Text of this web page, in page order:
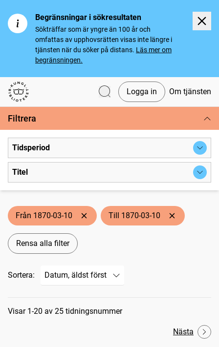
Begränsningar i sökresultaten
Sökträffar som är yngre än 100 år och
omfattas av upphovsrätten visas inte längre i
tjänsten när du söker på distans. Läs mer om
begränsningen.
Svenska tidningar
Logga in Om tjänsten
Filtrera
Tidsperiod
Titel
Från 1870-03-10 Till 1870-03-10
Rensa alla filter
Sortera:
Sökresultat
Visar 1-20 av 25 tidningsnummer
Nästa